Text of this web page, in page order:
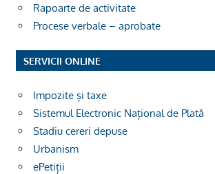
Rapoarte de activitate
Procese verbale – aprobate
SERVICII ONLINE
Impozite și taxe
Sistemul Electronic Național de Plată
Stadiu cereri depuse
Urbanism
ePetiții